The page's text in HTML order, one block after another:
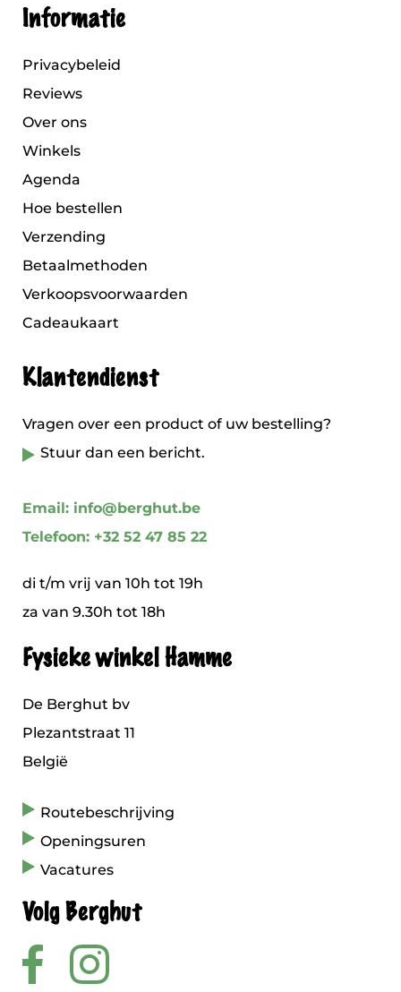
Informatie
Privacybeleid
Reviews
Over ons
Winkels
Agenda
Hoe bestellen
Verzending
Betaalmethoden
Verkoopsvoorwaarden
Cadeaukaart
Klantendienst
Vragen over een product of uw bestelling?
Stuur dan een bericht.
Email: info@berghut.be
Telefoon: +32 52 47 85 22
di t/m vrij van 10h tot 19h
za van 9.30h tot 18h
Fysieke winkel Hamme
De Berghut bv
Plezantstraat 11
België
Routebeschrijving
Openingsuren
Vacatures
Volg Berghut